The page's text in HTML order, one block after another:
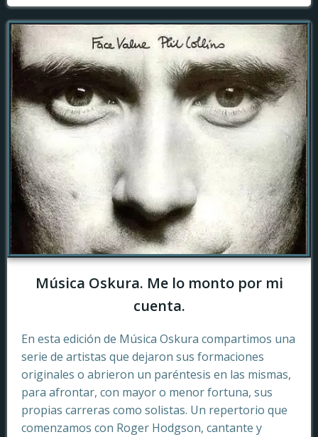
Música Oskura. Me lo monto por mi
cuenta.
En esta edición de Música Oskura compartimos una
serie de artistas que dejaron sus formaciones
originales o abrieron un paréntesis en las mismas,
para afrontar, con mayor o menor fortuna, sus
propias carreras como solistas. Un repertorio que
comenzamos con Roger Hodgson, cantante y